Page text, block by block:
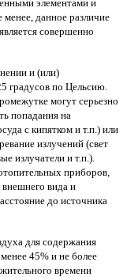
элементами и
данное различие
совершенно
и (или)
градусов по Цельсию.
могут серьезно
попадания на
с кипятком и т.п.) или
излучений (свет
излучатели и т.п.).
приборов,
вида и
до источника
для содержания
45% и не более
времени